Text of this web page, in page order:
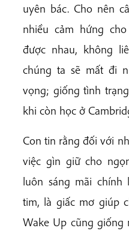
uyên bác. Cho nên
nhiều cảm hứng
được nhau, không
chúng ta sẽ mất đi
vọng; giống tình
khi còn học ở
Con tin rằng đối với
việc gìn giữ cho
luôn sáng mãi chính
tim, là giấc mơ giúp
Wake Up cũng giống